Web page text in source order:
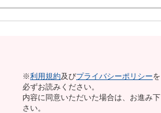
※利用規約及びプライバシーポリシーを
必ずお読みください。
内容に同意いただいた場合は、お進み下
さい。